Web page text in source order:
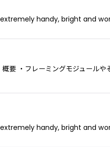
handy, bright and
要 ・フレーミングモジュール
handy, bright and